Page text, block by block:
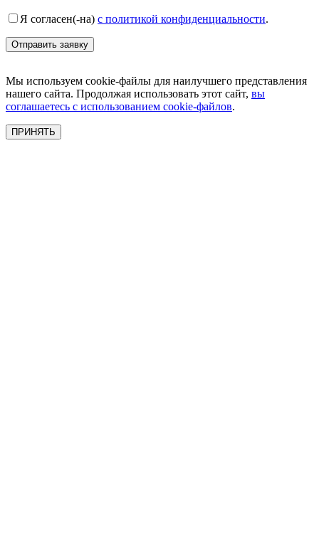
Я согласен(-на) с политикой конфиденциальности.
Мы используем cookie-файлы для наилучшего представления
нашего сайта. Продолжая использовать этот сайт, вы
соглашаетесь с использованием cookie-файлов.
ПРИНЯТЬ